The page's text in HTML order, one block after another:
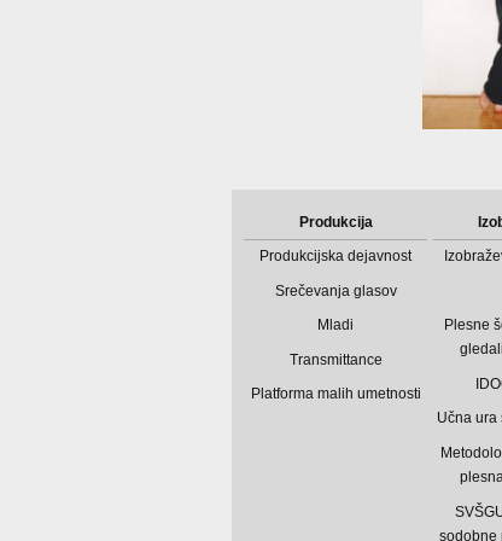
Produkcija
Produkcijska dejavnost
Srečevanja glasov
Mladi
Transmittance
Platforma malih umetnosti
Plesne
Učna ura
sodobne